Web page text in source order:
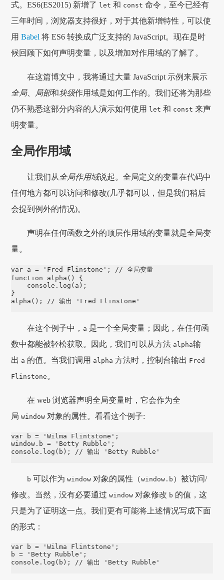
式。ES6(ES2015) 新增了 let 和 const 命令，至今已经有
三年时间，浏览器支持很好，对于其他新增特性，可以使
用Babel 将 ES6 转换成广泛支持的 JavaScript。现在是时
候回顾下如何声明变量，以及增加对作用域的了解了。
在这篇博文中，我将通过大量 JavaScript 示例来展示
全局、 局部和块级作用域是如何工作的。我们还将为那些
仍不熟悉这部分内容的人演示如何使用
let 和 const 来声
明变量。
全局作用域
让我们从 全局作用域说起。全局定义的变量在代码中
任何地方都可以访问和修改(几乎都可以，但是我们稍后
会提到例外的情况)。
声明在任何函数之外的顶层作用域的变量就是全局变
量。
var a = ' Fred Flinstone ' ; // 全局变量
function
alpha () {
console . log (a);
alpha (); // 输出 'Fred Flinstone'
在这个例子中， a 是一个全局变量；因此，在任何函
数中都能被轻松获取。因此，我们可以从方法 alpha输
出 a 的值。当我们调用 alpha 方法时，控制台输出 Fred
Flinstone 。
在 web 浏览器声明全局变量时，它会作为全
局window 对象的属性。看看这个例子:
var b = 'Wilma Flintstone '
window . b = ' Betty Rubble '
console . log (b); // 输出 'Betty Rubble'
b 可以作为window 对象的属性（window.b ）被访问/
修改。当然，没有必要通过window 对象修改 b 的值，这
只是为了证明这一点。我们更有可能将上述情况写成下面
的形式：
var b = 'Wilma Flintstone ' ;
b = ' Betty Rubble '
console . log (b); // 输出 'Betty Rubble'